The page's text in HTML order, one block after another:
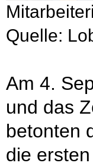
Quelle:
Am 4.
und das
betonten
die